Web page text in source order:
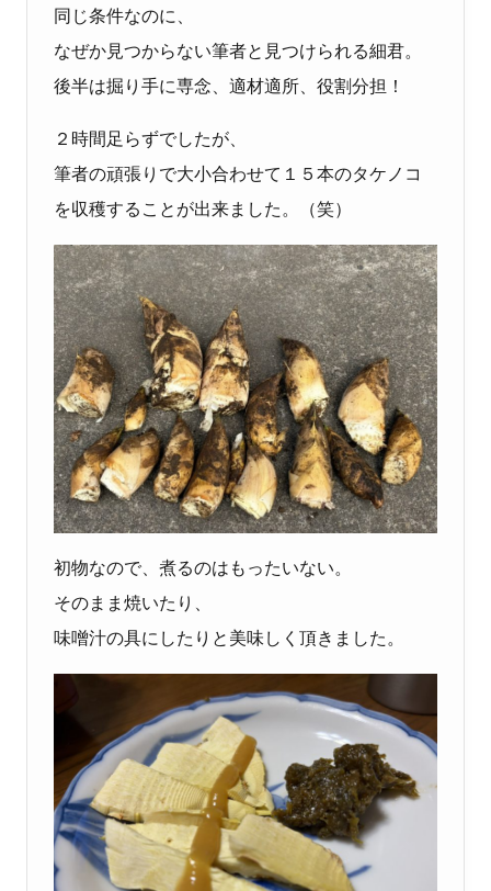
同じ条件なのに、
なぜか見つからない筆者と見つけられる細君。
後半は掘り手に専念、適材適所、役割分担！
２時間足らずでしたが、
筆者の頑張りで大小合わせて１５本のタケノコ
を収穫することが出来ました。（笑）
初物なので、煮るのはもったいない。
そのまま焼いたり、
味噌汁の具にしたりと美味しく頂きました。